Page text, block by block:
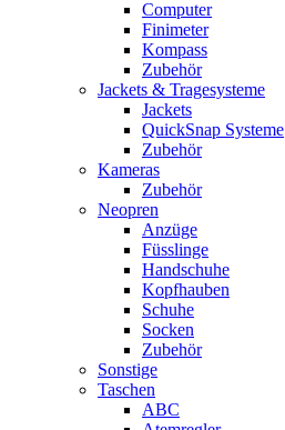
Computer
Finimeter
Kompass
Zubehör
Jackets & Tragesysteme
Jackets
QuickSnap Systeme
Zubehör
Kameras
Zubehör
Neopren
Anzüge
Füsslinge
Handschuhe
Kopfhauben
Schuhe
Socken
Zubehör
Sonstige
Taschen
ABC